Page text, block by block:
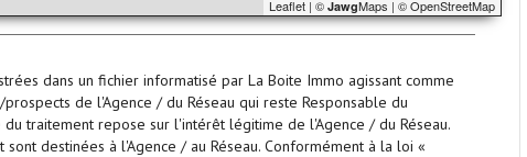
Leaflet | © JawgMaps | © OpenStreetMap
dans un fichier informatisé par La Boite Immo agissant comme
de l'Agence / du Réseau qui reste Responsable du
traitement repose sur l'intérêt légitime de l'Agence / du Réseau.
destinées à l'Agence / au Réseau. Conformément à la loi «